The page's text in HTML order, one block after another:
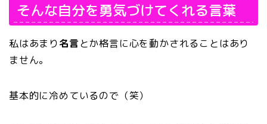
そんな自分を勇気づけてくれる言葉
私はあまり名言とか格言に心を動かされることはあり
ません。
基本的に冷めているので（笑）